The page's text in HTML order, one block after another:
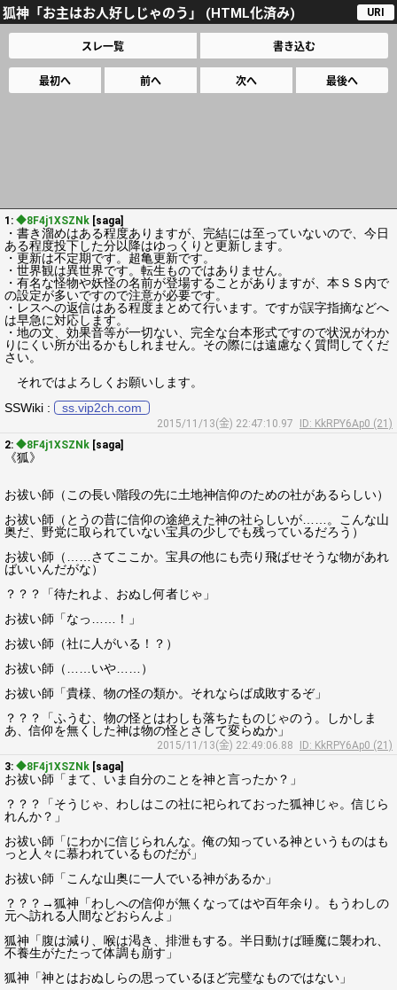
狐神「お主はお人好しじゃのう」 (HTML化済み) URI
スレ一覧 書き込む
最初へ 前へ 次へ 最後へ
1: ◆8F4j1XSZNk [saga]
・書き溜めはある程度ありますが、完結には至っていないので、今日
ある程度投下した分以降はゆっくりと更新します。
・更新は不定期です。超亀更新です。
・世界観は異世界です。転生ものではありません。
・有名な怪物や妖怪の名前が登場することがありますが、本ＳＳ内で
の設定が多いですので注意が必要です。
・レスへの返信はある程度まとめて行います。ですが誤字指摘などへ
は早急に対応します。
・地の文、効果音等が一切ない、完全な台本形式ですので状況がわか
りにくい所が出るかもしれません。その際には遠慮なく質問してくだ
さい。
それではよろしくお願いします。
SSWiki :
ss.vip2ch.com
2015/11/13(金) 22:47:10.97
ID: KkRPY6Ap0 (21)
2: ◆8F4j1XSZNk [saga]
《狐》
お祓い師（この長い階段の先に土地神信仰のための社があるらしい）
お祓い師（とうの昔に信仰の途絶えた神の社らしいが……。こんな山
奥だ、野党に取られていない宝具の少しでも残っているだろう）
お祓い師（……さてここか。宝具の他にも売り飛ばせそうな物があれ
ばいいんだがな）
？？？「待たれよ、おぬし何者じゃ」
お祓い師「なっ……！」
お祓い師（社に人がいる！？）
お祓い師（……いや……）
お祓い師「貴様、物の怪の類か。それならば成敗するぞ」
？？？「ふうむ、物の怪とはわしも落ちたものじゃのう。しかしま
あ、信仰を無くした神は物の怪とさして変らぬか」
2015/11/13(金) 22:49:06.88
ID: KkRPY6Ap0 (21)
3: ◆8F4j1XSZNk [saga]
お祓い師「まて、いま自分のことを神と言ったか？」
？？？「そうじゃ、わしはこの社に祀られておった狐神じゃ。信じら
れんか？」
お祓い師「にわかに信じられんな。俺の知っている神というものはも
っと人々に慕われているものだが」
お祓い師「こんな山奥に一人でいる神があるか」
？？？→狐神「わしへの信仰が無くなってはや百年余り。もうわしの
元へ訪れる人間などおらんよ」
狐神「腹は減り、喉は渇き、排泄もする。半日動けば睡魔に襲われ、
不養生がたたって体調も崩す」
狐神「神とはおぬしらの思っているほど完璧なものではない」